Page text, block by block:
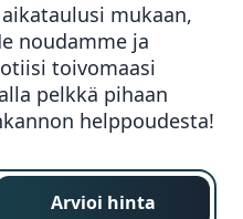
mukaan,
noudamme ja
toivomaasi
pelkkä pihaan
helppoudesta!
Arvioi hinta